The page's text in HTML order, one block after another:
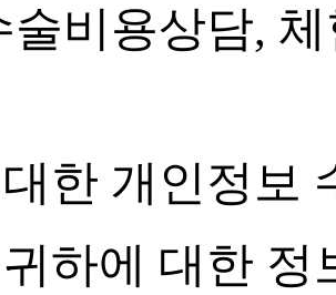
술비용상담,
한 개인정보
하에 대한